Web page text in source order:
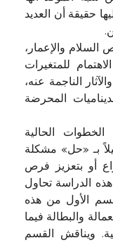
حقيقة أن العديد
والإعمار،
للمتغيرات
الناجمة عنه،
المحرضة
الحالية
بـ «حل» مشكلة
أو بتعزيز فرص
الدراسة تحاول
الأول من هذه
والبطالة فيما
ويناقش القسم